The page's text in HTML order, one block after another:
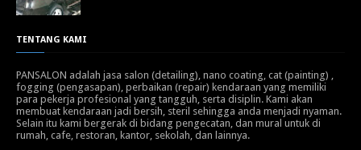
TENTANG KAMI
PANSALON adalah jasa salon (detailing), nano coating, cat (painting) ,
fogging (pengasapan), perbaikan (repair) kendaraan yang memiliki
para pekerja profesional yang tangguh, serta disiplin. Kami akan
membuat kendaraan jadi bersih, steril sehingga anda menjadi nyaman.
Selain itu kami bergerak di bidang pengecatan, dan mural untuk di
rumah, cafe, restoran, kantor, sekolah, dan lainnya.